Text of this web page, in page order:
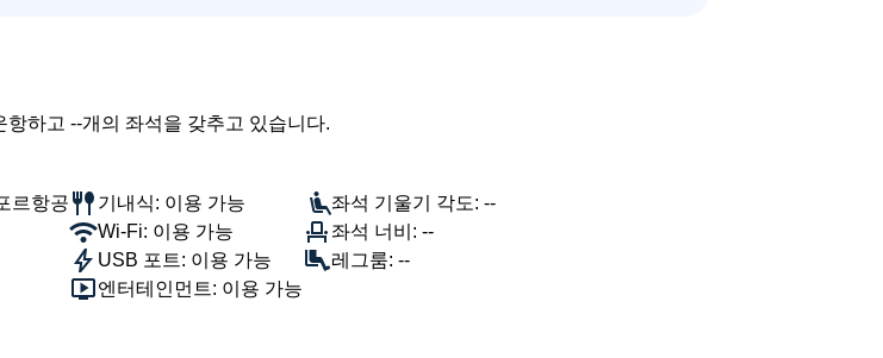
하고 --개의 좌석을 갖추고 있습니다.
르항공
기내식: 이용 가능
Wi-Fi: 이용 가능
USB 포트: 이용 가능
엔터테인먼트: 이용 가능
좌석 기울기 각도: --
좌석 너비: --
레그룸: --